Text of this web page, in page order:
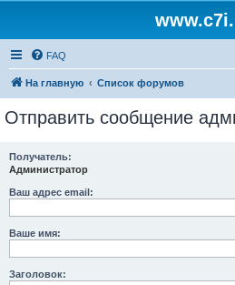
FAQ
На главную Список форумов
Отправить сообщение
Получатель:
Администратор
Ваш адрес email:
Ваше имя:
Заголовок: